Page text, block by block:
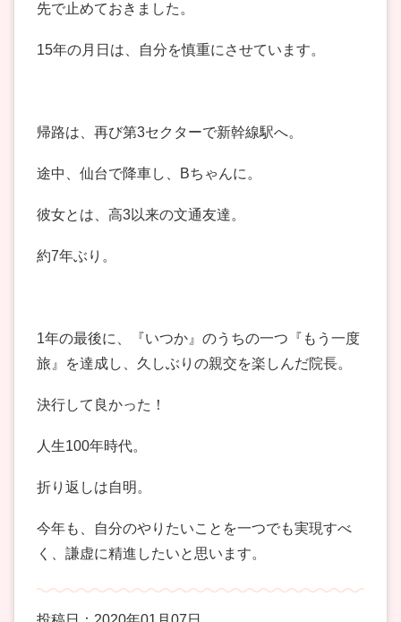
先で止めておきました。
15年の月日は、自分を慎重にさせています。
帰路は、再び第3セクターで新幹線駅へ。
途中、仙台で降車し、Bちゃんに。
彼女とは、高3以来の文通友達。
約7年ぶり。
1年の最後に、『いつか』のうちの一つ『もう一度
旅』を達成し、久しぶりの親交を楽しんだ院長。
決行して良かった！
人生100年時代。
折り返しは自明。
今年も、自分のやりたいことを一つでも実現すべ
く、謙虚に精進したいと思います。